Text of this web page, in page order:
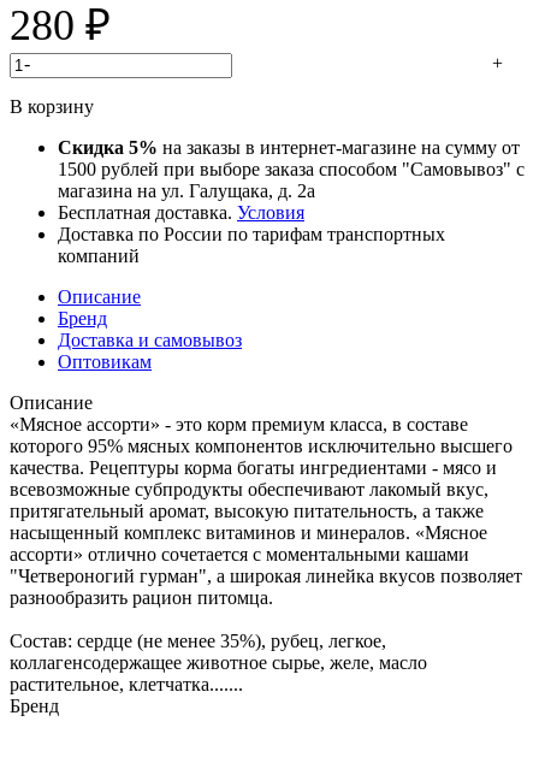
280 ₽
- +
В корзину
Скидка 5% на заказы в интернет-магазине на сумму от
1500 рублей при выборе заказа способом "Самовывоз" с
магазина на ул. Галущака, д. 2а
Бесплатная доставка. Условия
Доставка по России по тарифам транспортных
компаний
Описание
Бренд
Доставка и самовывоз
Оптовикам
Описание
«Мясное ассорти» - это корм премиум класса, в составе
которого 95% мясных компонентов исключительно высшего
качества. Рецептуры корма богаты ингредиентами - мясо и
всевозможные субпродукты обеспечивают лакомый вкус,
притягательный аромат, высокую питательность, а также
насыщенный комплекс витаминов и минералов. «Мясное
ассорти» отлично сочетается с моментальными кашами
"Четвероногий гурман", а широкая линейка вкусов позволяет
разнообразить рацион питомца.
Состав: сердце (не менее 35%), рубец, легкое,
коллагенсодержащее животное сырье, желе, масло
растительное, клетчатка.......
Бренд